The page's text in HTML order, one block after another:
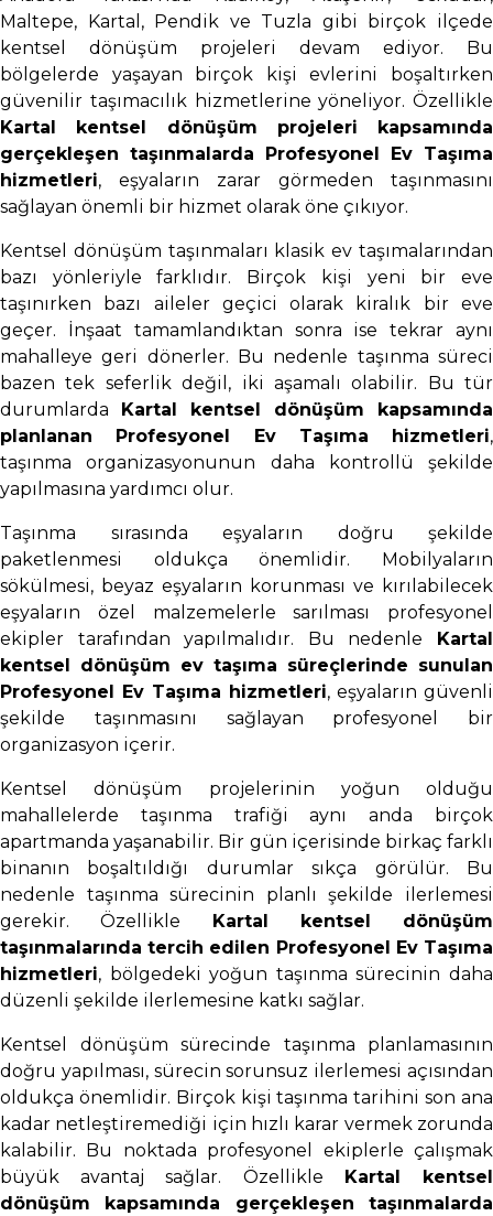
Maltepe, Kartal, Pendik ve Tuzla gibi birçok ilçede
kentsel dönüşüm projeleri devam ediyor. Bu
bölgelerde yaşayan birçok kişi evlerini boşaltırken
güvenilir taşımacılık hizmetlerine yöneliyor. Özellikle
Kartal kentsel dönüşüm projeleri kapsamında
gerçekleşen taşınmalarda Profesyonel Ev Taşıma
hizmetleri, eşyaların zarar görmeden taşınmasını
sağlayan önemli bir hizmet olarak öne çıkıyor.
Kentsel dönüşüm taşınmaları klasik ev taşımalarından
bazı yönleriyle farklıdır. Birçok kişi yeni bir eve
taşınırken bazı aileler geçici olarak kiralık bir eve
geçer. İnşaat tamamlandıktan sonra ise tekrar aynı
mahalleye geri dönerler. Bu nedenle taşınma süreci
bazen tek seferlik değil, iki aşamalı olabilir. Bu tür
durumlarda
Kartal kentsel dönüşüm kapsamında
planlanan Profesyonel Ev Taşıma hizmetleri,
taşınma organizasyonunun daha kontrollü şekilde
yapılmasına yardımcı olur.
Taşınma sırasında eşyaların doğru şekilde
paketlenmesi oldukça önemlidir. Mobilyaların
sökülmesi, beyaz eşyaların korunması ve kırılabilecek
eşyaların özel malzemelerle sarılması profesyonel
ekipler tarafından yapılmalıdır. Bu nedenle
Kartal
kentsel dönüşüm ev taşıma süreçlerinde sunulan
Profesyonel Ev Taşıma hizmetleri, eşyaların güvenli
şekilde taşınmasını sağlayan profesyonel bir
organizasyon içerir.
Kentsel dönüşüm projelerinin yoğun olduğu
mahallelerde taşınma trafiği aynı anda birçok
apartmanda yaşanabilir. Bir gün içerisinde birkaç farklı
binanın boşaltıldığı durumlar sıkça görülür. Bu
nedenle taşınma sürecinin planlı şekilde ilerlemesi
gerekir. Özellikle
Kartal kentsel dönüşüm
taşınmalarında tercih edilen Profesyonel Ev Taşıma
hizmetleri, bölgedeki yoğun taşınma sürecinin daha
düzenli şekilde ilerlemesine katkı sağlar.
Kentsel dönüşüm sürecinde taşınma planlamasının
doğru yapılması, sürecin sorunsuz ilerlemesi açısından
oldukça önemlidir. Birçok kişi taşınma tarihini son ana
kadar netleştiremediği için hızlı karar vermek zorunda
kalabilir. Bu noktada profesyonel ekiplerle çalışmak
büyük avantaj sağlar. Özellikle
Kartal kentsel
dönüşüm kapsamında gerçekleşen taşınmalarda